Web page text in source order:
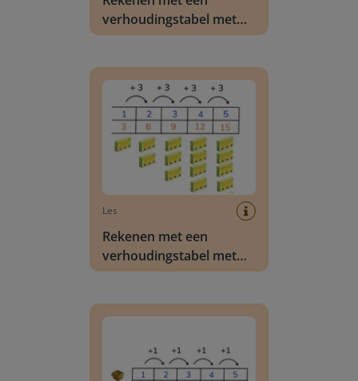
verhoudingstabel met
getallen t/m 10.000
Les
Rekenen met een
verhoudingstabel met
getallen t/m 20